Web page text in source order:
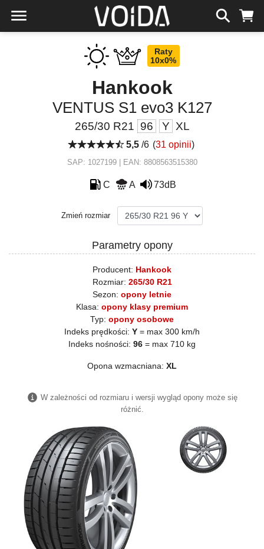
Raty
10x0%
Hankook
VENTUS S1 evo3 K127
265/30 R21 96 Y XL
5,5/6 (31 opinii)
SAP: 1027199 | EAN: 8808563515380
C A 73dB
Zmień rozmiar
Parametry opony
Producent: Hankook
Rozmiar: 265/30 R21
Sezon: opony letnie
Klasa: opony klasy premium
Typ: opony osobowe
Indeks prędkości: Y = max 300 km/h
Indeks nośności: 96 = max 710 kg
Opona wzmacniana: XL
W zależności od rozmiaru i wersji wygląd opony może się
różnić.